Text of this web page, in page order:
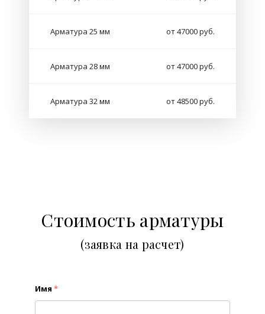
Арматура 25 мм от 47000 руб.
Арматура 28 мм от 47000 руб.
Арматура 32 мм от 48500 руб.
Стоимость арматуры
(заявка на расчет)
Имя *